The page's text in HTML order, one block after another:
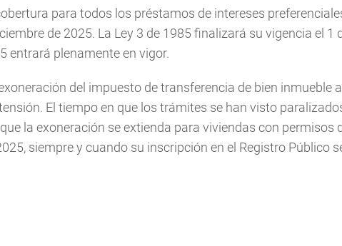
para todos los préstamos de intereses
de 2025. La Ley 3 de 1985 finalizará su vigencia el 1
entrará plenamente en vigor.
del impuesto de transferencia de bien inmueble a
El tiempo en que los trámites se han visto
la exoneración se extienda para viviendas con permisos
siempre y cuando su inscripción en el Registro Público